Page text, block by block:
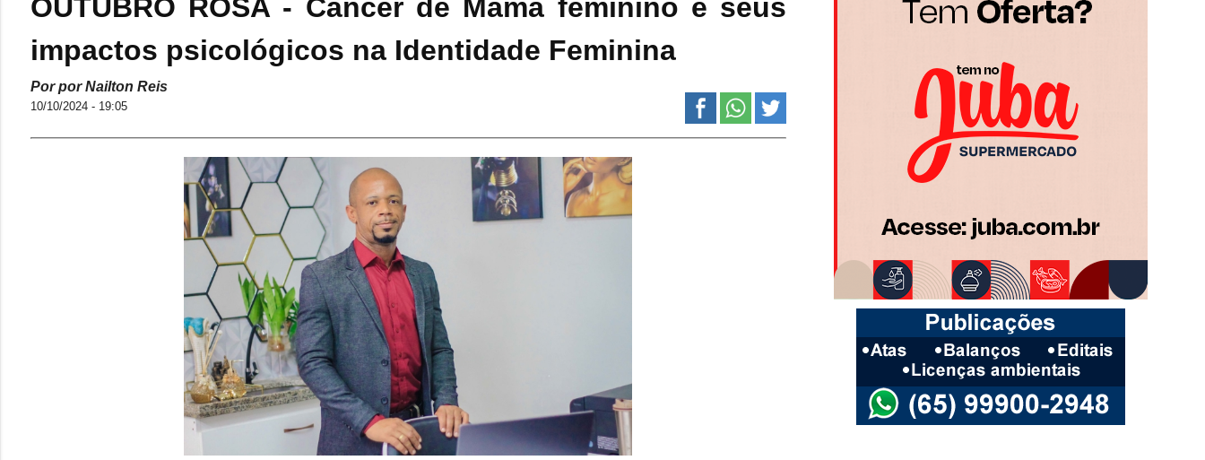
OUTUBRO ROSA - Câncer de Mama feminino e seus
impactos psicológicos na Identidade Feminina
Por por Nailton Reis
10/10/2024 - 19:05